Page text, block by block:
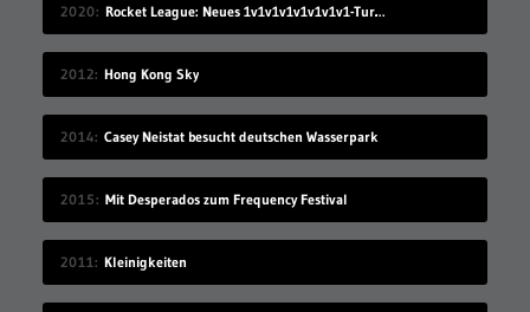
2020 Rocket League: Neues 1v1v1v1v1v1v1v1-Turnier
2012 Hong Kong Sky
2014 Casey Neistat besucht deutschen Wasserpark
2015 Mit Desperados zum Frequency Festival
2011 Kleinigkeiten